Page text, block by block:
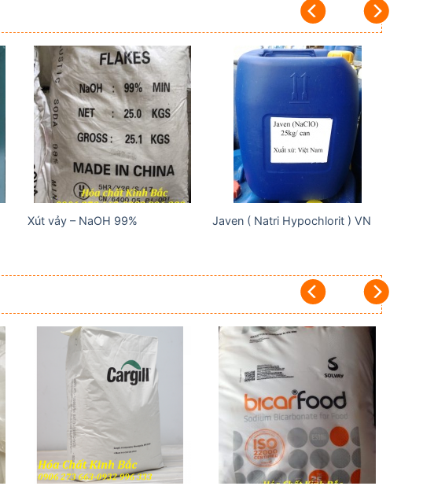
Add to
wishlist
Xút vảy – NaOH 99%
Add to
wishlist
Javen ( Natri Hypochlorit ) VN
Add to
wishlist
Add to
wishlist